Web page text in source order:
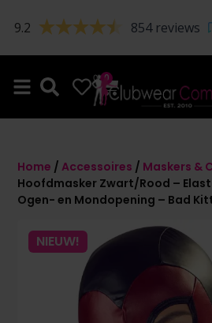
9.2 854 reviews
0 0
Home /Accessoires / Maskers &
Hoofdmasker Zwart/Rood –
Ogen- en Mondopening – Bad
NIEUW!